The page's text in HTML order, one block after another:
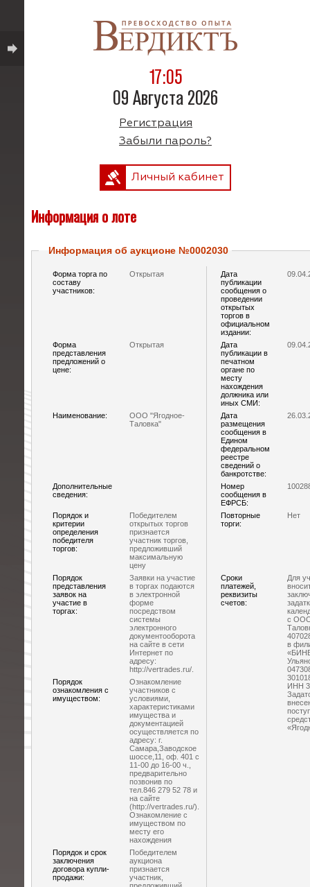
17:05
09 Августа 2026
Регистрация
Забыли пароль?
Личный кабинет
Информация о лоте
Информация об аукционе №0002030
Форма торга по
составу
участников:
Открытая
Дата
публикации
сообщения о
проведении
открытых
торгов в
официальном
издании:
Форма
представления
предложений о
цене:
Открытая
Дата
публикации в
печатном
органе по
месту
нахождения
должника или
иных СМИ:
Наименование:
ООО "Ягодное-
Таловка"
Дата
размещения
сообщения в
Едином
федеральном
реестре
сведений о
банкротстве:
Дополнительные
сведения:
Номер
сообщения в
ЕФРСБ:
Порядок и
критерии
определения
победителя
торгов:
Победителем
открытых торгов
признается
участник торгов,
предложивший
максимальную
цену
Повторные
торги:
Нет
Порядок
представления
заявок на
участие в
торгах:
Заявки на участие
в торгах подаются
в электронной
форме
посредством
системы
электронного
документооборота
на сайте в сети
Интернет по
адресу:
http://vertrades.ru/.
Сроки
платежей,
реквизиты
счетов:
Для
с ООО
в
ИНН
Порядок
ознакомления с
имуществом:
Ознакомление
участников с
условиями,
характеристиками
имущества и
документацией
осуществляется по
адресу: г.
Самара,Заводское
шоссе,11, оф. 401 с
11-00 до 16-00 ч.,
предварительно
позвонив по
тел.846 279 52 78 и
на сайте
(http://vertrades.ru/).
Ознакомление с
имуществом по
месту его
нахождения
Порядок и срок
заключения
договора купли-
продажи:
Победителем
аукциона
признается
участник,